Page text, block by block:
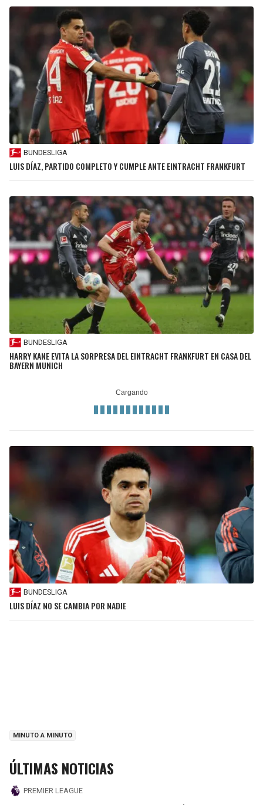
BUNDESLIGA
LUIS DÍAZ, PARTIDO COMPLETO Y CUMPLE ANTE EINTRACHT FRANKFURT
BUNDESLIGA
HARRY KANE EVITA LA SORPRESA DEL EINTRACHT FRANKFURT EN CASA DEL
BAYERN MUNICH
BUNDESLIGA
LUIS DÍAZ NO SE CAMBIA POR NADIE
MINUTO A MINUTO
ÚLTIMAS NOTICIAS
PREMIER LEAGUE